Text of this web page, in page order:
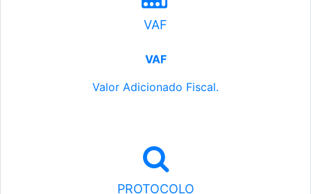
VAF
VAF
Valor Adicionado Fiscal.
PROTOCOLO